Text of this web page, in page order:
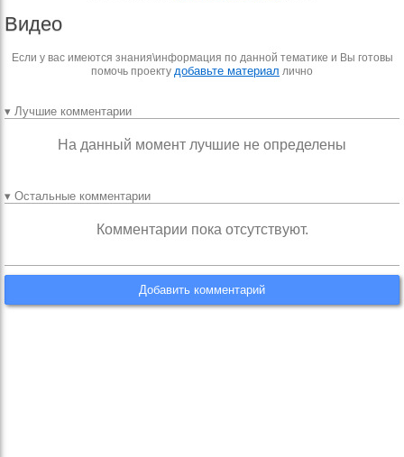
Видео
Если у вас имеются знания\информация по данной тематике и Вы готовы
помочь проекту добавьте материал лично
▾ Лучшие комментарии
На данный момент лучшие не определены
▾ Остальные комментарии
Комментарии пока отсутствуют.
Добавить комментарий